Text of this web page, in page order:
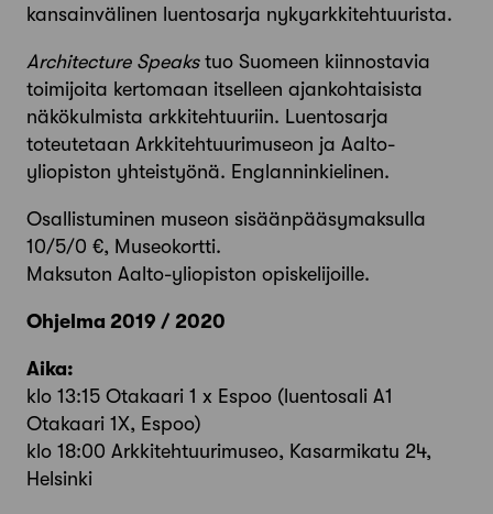
kansainvälinen luentosarja nykyarkkitehtuurista.
Architecture Speakstuo Suomeen kiinnostavia
toimijoita kertomaan itselleen ajankohtaisista
näkökulmista arkkitehtuuriin. Luentosarja
toteutetaan Arkkitehtuurimuseon ja Aalto-
yliopiston yhteistyönä. Englanninkielinen.
Osallistuminen museon sisäänpääsymaksulla
10/5/0 €, Museokortti.
Maksuton Aalto-yliopiston opiskelijoille.
Ohjelma 2019 / 2020
Aika:
klo 13:15 Otakaari 1 x Espoo (luentosali A1
Otakaari 1X, Espoo)
klo 18:00 Arkkitehtuurimuseo, Kasarmikatu 24,
Helsinki